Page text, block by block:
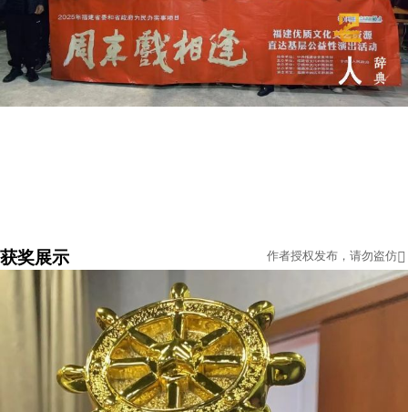
获奖展示 作者授权发布，请勿盗仿